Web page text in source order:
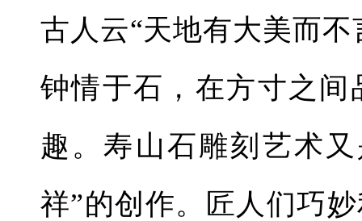
古人云“天地有大美而
钟情于石，在方寸之间
趣。寿山石雕刻艺术
祥”的创作。匠人们巧